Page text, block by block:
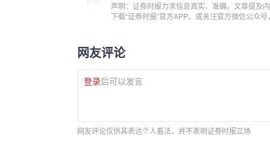
声明：证券时报力求信息真实、准确，文章提及
下载“证券时报”官方APP，或关注官方微信公众
网友评论
登录后可以发言
网友评论仅供其表达个人看法，并不表明证券时报立场